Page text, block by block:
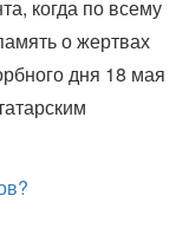
когда по всему
о жертвах
дня 18 мая